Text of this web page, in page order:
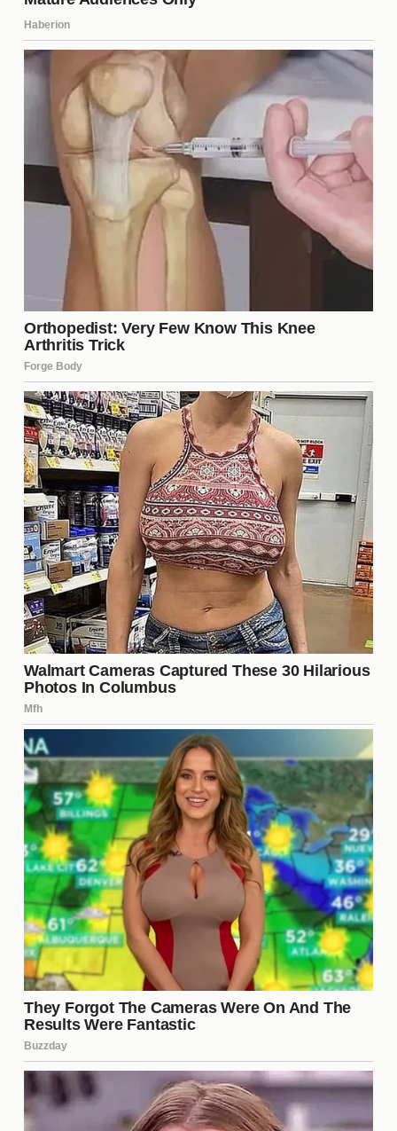
Desde rumores de su salida hasta análisis de su
impacto en el equipo, los periodistas han estado al
tanto de cada desarrollo. Esta atención mediática
no solo refleja el interés de los aficionados, sino que
también puede influir en la percepción pública sobre
la directiva y sus decisiones. Las narrativas
construidas por los medios pueden tener un efecto
duradero en la reputación del club.
Posibles reemplazos para
Gignac
La directiva de Tigres deberá considerar opciones
viables para llenar el vacío que deja Gignac.
Algunos nombres que han surgido como posibles
reemplazos incluyen:
Jugadores jóvenes de la cantera que podrían
ser promovidos.
Delanteros de otras ligas que podrían aportar
experiencia.
Fichajes de jugadores en el mercado de
transferencias que encajen en la filosofía del
club.
Cada una de estas opciones tiene sus pros y
contras, y la elección correcta será vital para el
futuro del equipo.
El legado que queda
A pesar de su salida, el legado de Gignac en Tigres
perdurará. Su influencia en el club, tanto en el
rendimiento deportivo como en la conexión
emocional con los aficionados, es innegable. Las
historias y momentos memorables que dejó en el
campo seguirán siendo recordados por
generaciones. La pregunta que muchos se hacen
ahora es: ¿cómo se recordará a Gignac en la
historia de Tigres y qué lecciones se pueden
aprender de su paso por el club?
¿Por qué se decidió correr a
Gignac?
La decisión de la directiva de Tigres de despedir a
Gignac se basa en una supuesta necesidad de
**renovación** y un cambio de dirección en el